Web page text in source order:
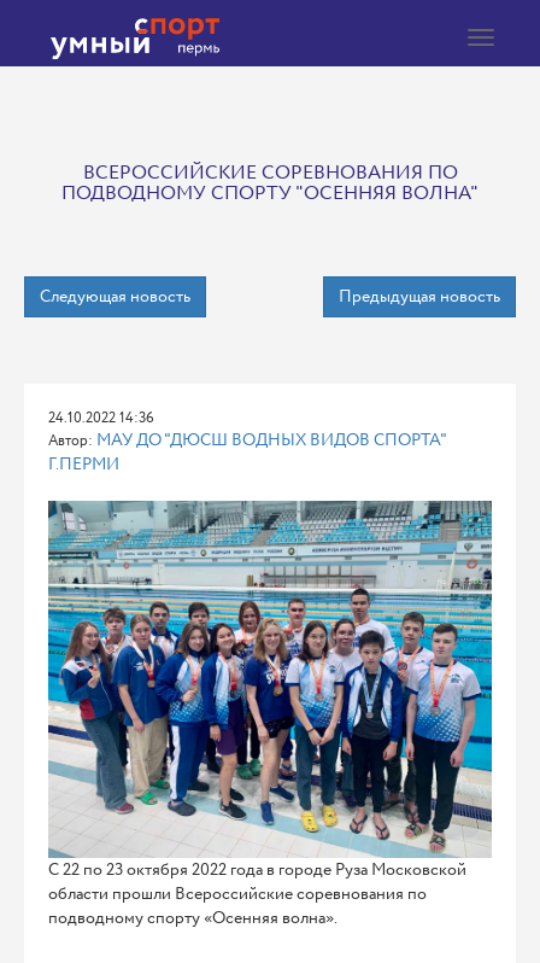
Toggle
ВСЕРОССИЙСКИЕ СОРЕВНОВАНИЯ ПО
ПОДВОДНОМУ СПОРТУ "ОСЕННЯЯ ВОЛНА"
Следующая новость Предыдущая новость
24.10.2022 14:36
Автор: МАУ ДО "ДЮСШ ВОДНЫХ ВИДОВ СПОРТА"
Г.ПЕРМИ
С 22 по 23 октября 2022 года в городе Руза Московской
области прошли Всероссийские соревнования по
подводному спорту «Осенняя волна».